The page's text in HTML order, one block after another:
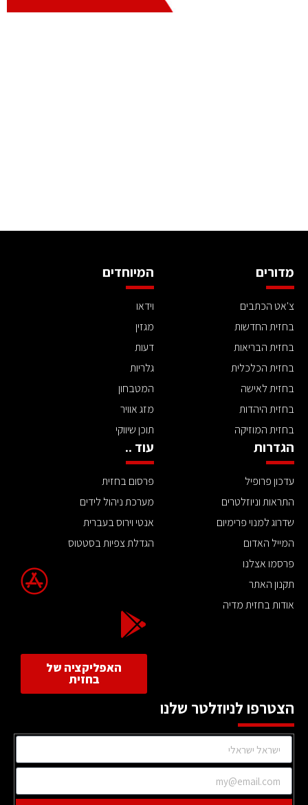
מדורים
צ'אט הכתבים
בחזית החדשות
בחזית הבריאות
בחזית הכלכלית
בחזית לאישה
בחזית היהדות
בחזית המוזיקה
המיוחדים
וידאו
מגזין
דעות
גלריות
המטבחון
מזג אוויר
תוכן שיווקי
הגדרות
עדכון פרופיל
התראות וניוזלטרים
שדרוג למנוי פרימיום
המייל האדום
פרסמו אצלנו
תקנון האתר
אודות בחזית מדיה
עוד ..
פרסום בחזית
מערכת ניהול לידים
אנטי וירוס בעברית
הגדלת צפיות בסטטוס
האפליקציה של
בחזית
הצטרפו לניוזלטר שלנו